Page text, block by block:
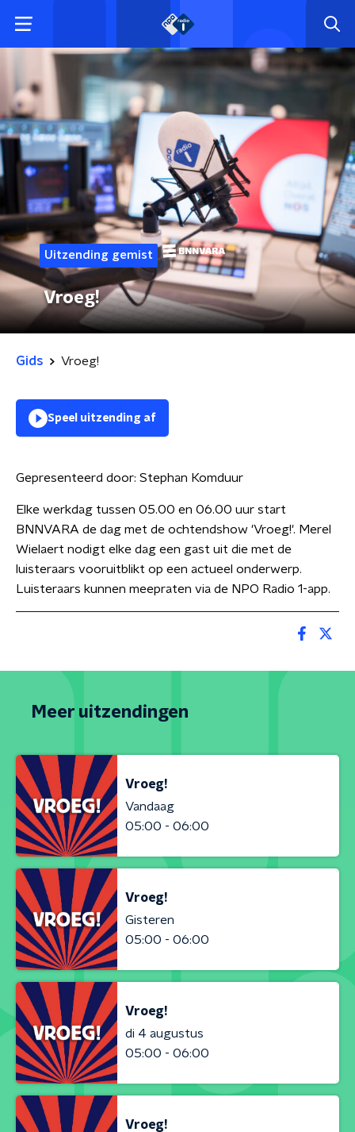
Uitzending gemist
Vroeg!
Gids Vroeg!
Speel uitzending af
Gepresenteerd door: Stephan Komduur
Elke werkdag tussen 05.00 en 06.00 uur start
BNNVARA de dag met de ochtendshow 'Vroeg!'. Merel
Wielaert nodigt elke dag een gast uit die met de
luisteraars vooruitblikt op een actueel onderwerp.
Luisteraars kunnen meepraten via de NPO Radio 1-app.
Meer uitzendingen
Vroeg!
Vandaag
05:00 - 06:00
Vroeg!
Gisteren
05:00 - 06:00
Vroeg!
di 4 augustus
05:00 - 06:00
Vroeg!